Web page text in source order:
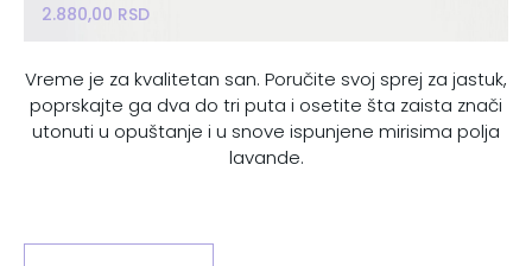
2.880,00 RSD
Vreme je za kvalitetan san. Poručite svoj sprej za jastuk,
poprskajte ga dva do tri puta i osetite šta zaista znači
utonuti u opuštanje i u snove ispunjene mirisima polja
lavande.